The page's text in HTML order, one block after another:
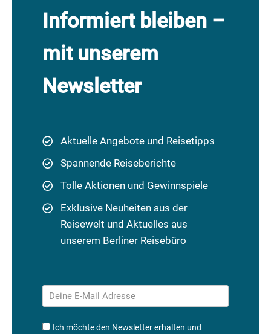
Informiert bleiben –
mit unserem
Newsletter
Aktuelle Angebote und Reisetipps
Spannende Reiseberichte
Tolle Aktionen und Gewinnspiele
Exklusive Neuheiten aus der
Reisewelt und Aktuelles aus
unserem Berliner Reisebüro
Ich möchte den Newsletter erhalten und